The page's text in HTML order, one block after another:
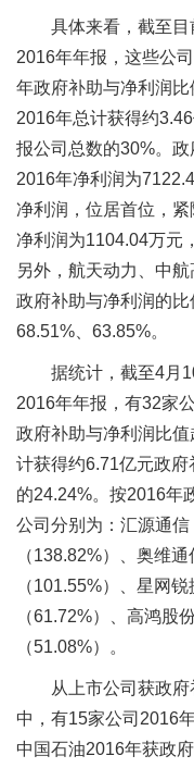
具体来看，截至
2016年年报，这些公
年政府补助与净利润比
2016年总计获得约
报公司总数的30%。
2016年净利润为
净利润，位居首位，
净利润为1104.04万元
另外，航天动力、中
政府补助与净利润的比
68.51%、63.85%。
据统计，截至4月
2016年年报，有32家
政府补助与净利润比
计获得约6.71亿元政
的24.24%。按2016年
公司分别为：汇源通
（138.82%）、奥维
（101.55%）、星网
（61.72%）、高鸿股
（51.08%）。
从上市公司获政
中，有15家公司2016
中国石油2016年获政